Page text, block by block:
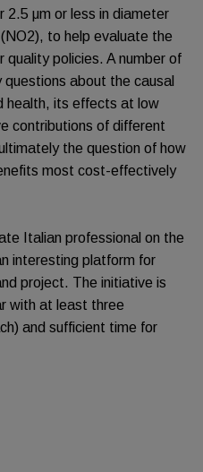
2.5 μm or less in diameter
to help evaluate the
quality policies. A number of
about the causal
health, its effects at low
contributions of different
the question of how
most cost-effectively
Italian professional on the
interesting platform for
project. The initiative is
with at least three
and sufficient time for